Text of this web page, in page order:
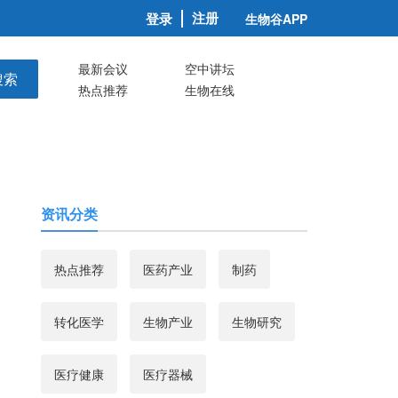
登录 注册 生物谷APP
最新会议
空中讲坛
热点推荐
生物在线
资讯分类
热点推荐 医药产业 制药
转化医学 生物产业 生物研究
医疗健康 医疗器械